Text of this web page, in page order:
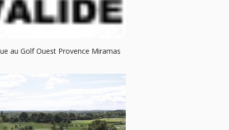
au Golf Ouest Provence Miramas